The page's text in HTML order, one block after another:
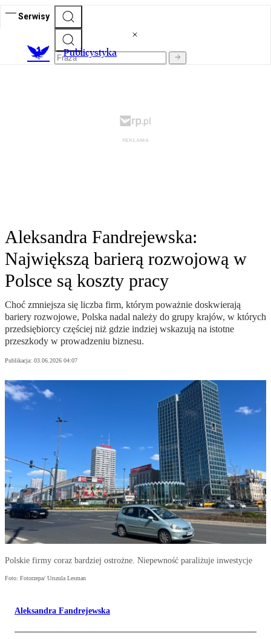
Serwisy
Publicystyka
Aleksandra Fandrejewska:
Największą barierą rozwojową w
Polsce są koszty pracy
Choć zmniejsza się liczba firm, którym poważnie doskwierają
bariery rozwojowe, Polska nadal należy do grupy krajów, w których
przedsiębiorcy częściej niż gdzie indziej wskazują na istotne
przeszkody w prowadzeniu biznesu.
Publikacja: 03.06.2026 04:07
Polskie firmy coraz bardziej ostrożne. Niepewność paraliżuje inwestycje
Foto: Fotorzepa/ Urszula Lesman
Aleksandra Fandrejewska